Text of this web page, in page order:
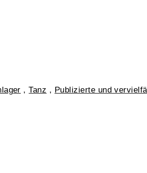
,Tanz , Publizierte und